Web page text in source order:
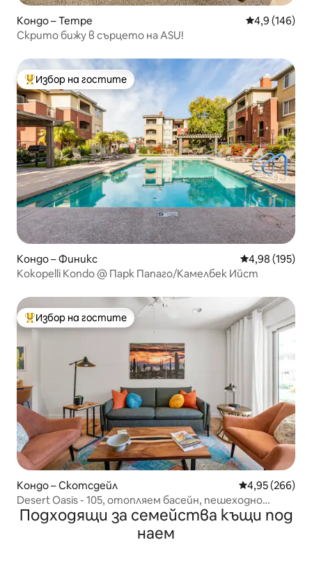
Кондо – Tempe Средна
4,9 (146)
Скрито бижу в сърцето на ASU!
Най-популярен избор на гостите
Избор на гостите
Кондо – Финикс Средна
4,98 (195)
Kokopelli Kondo @ Парк Папаго/Камелбек Ийст
Най-популярен избор на гостите
Избор на гостите
Кондо – Скотсдейл Средна
4,95 (266)
Desert Oasis - 105, отопляем басейн, пешеходно
разстояние до Стария град
Подходящи за семейства къщи под
наем